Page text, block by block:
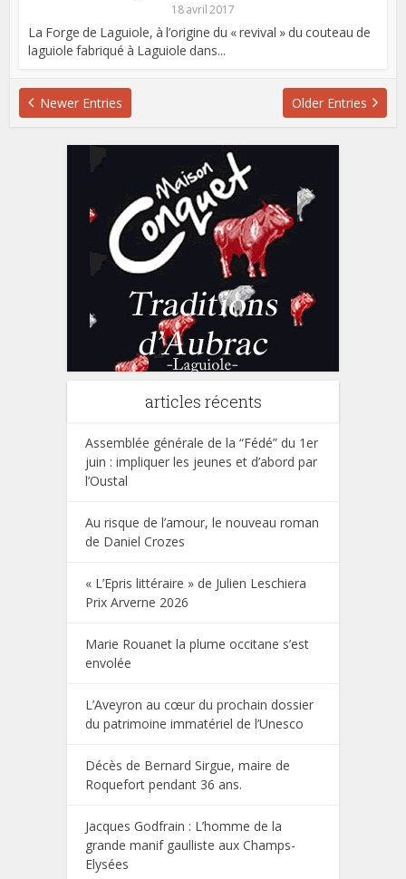
18 avril 2017
La Forge de Laguiole, à l’origine du « revival » du couteau de
laguiole fabriqué à Laguiole dans...
Older Entries
Newer Entries
articles récents
Assemblée générale de la “Fédé” du 1er
juin : impliquer les jeunes et d’abord par
l’Oustal
Au risque de l’amour, le nouveau roman
de Daniel Crozes
« L’Epris littéraire » de Julien Leschiera
Prix Arverne 2026
Marie Rouanet la plume occitane s’est
envolée
L’Aveyron au cœur du prochain dossier
du patrimoine immatériel de l’Unesco
Décès de Bernard Sirgue, maire de
Roquefort pendant 36 ans.
Jacques Godfrain : L’homme de la
grande manif gaulliste aux Champs-
Elysées